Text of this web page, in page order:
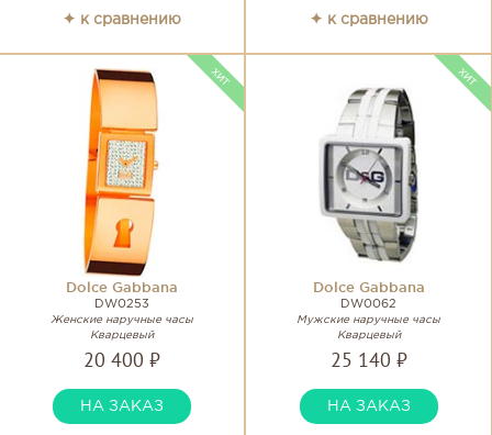
✦ к сравнению ✦ к сравнению
Dolce Gabbana
DW0253
Женские наручные часы
Кварцевый
20 400 ₽
НА ЗАКАЗ
Dolce Gabbana
DW0062
Мужские наручные часы
Кварцевый
25 140 ₽
НА ЗАКАЗ